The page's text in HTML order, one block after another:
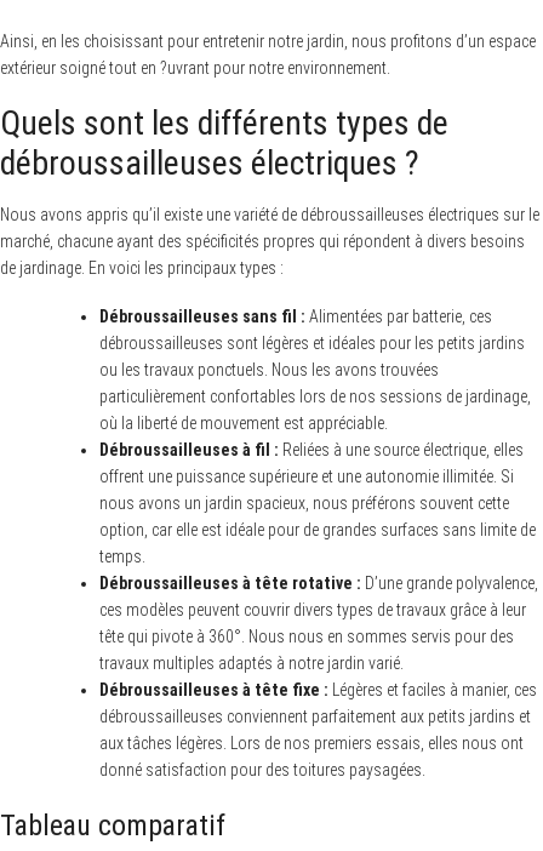
Ainsi, en les choisissant pour entretenir notre jardin, nous profitons d’un espace
extérieur soigné tout en ?uvrant pour notre environnement.
Quels sont les différents types de
débroussailleuses électriques ?
Nous avons appris qu’il existe une variété de débroussailleuses électriques sur le
marché, chacune ayant des spécificités propres qui répondent à divers besoins
de jardinage. En voici les principaux types :
Débroussailleuses sans fil : Alimentées par batterie, ces
débroussailleuses sont légères et idéales pour les petits jardins
ou les travaux ponctuels. Nous les avons trouvées
particulièrement confortables lors de nos sessions de jardinage,
où la liberté de mouvement est appréciable.
Débroussailleuses à fil : Reliées à une source électrique, elles
offrent une puissance supérieure et une autonomie illimitée. Si
nous avons un jardin spacieux, nous préférons souvent cette
option, car elle est idéale pour de grandes surfaces sans limite de
temps.
Débroussailleuses à tête rotative : D’une grande polyvalence,
ces modèles peuvent couvrir divers types de travaux grâce à leur
tête qui pivote à 360°. Nous nous en sommes servis pour des
travaux multiples adaptés à notre jardin varié.
Débroussailleuses à tête fixe : Légères et faciles à manier, ces
débroussailleuses conviennent parfaitement aux petits jardins et
aux tâches légères. Lors de nos premiers essais, elles nous ont
donné satisfaction pour des toitures paysagées.
Tableau comparatif